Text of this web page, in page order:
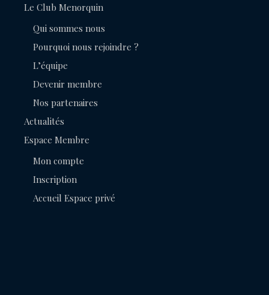
Le Club Menorquin
Qui sommes nous
Pourquoi nous rejoindre ?
L’équipe
Devenir membre
Nos partenaires
Actualités
Espace Membre
Mon compte
Inscription
Accueil Espace privé